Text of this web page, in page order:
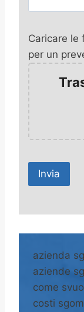
Caricare le
per un
A
e
n
a
azienda
aziende
come
costi